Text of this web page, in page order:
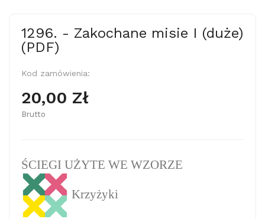
1296. - Zakochane misie I (duże)
(PDF)
Kod zamówienia:
20,00 Zł
Brutto
ŚCIEGI UŻYTE WE WZORZE
Krzyżyki